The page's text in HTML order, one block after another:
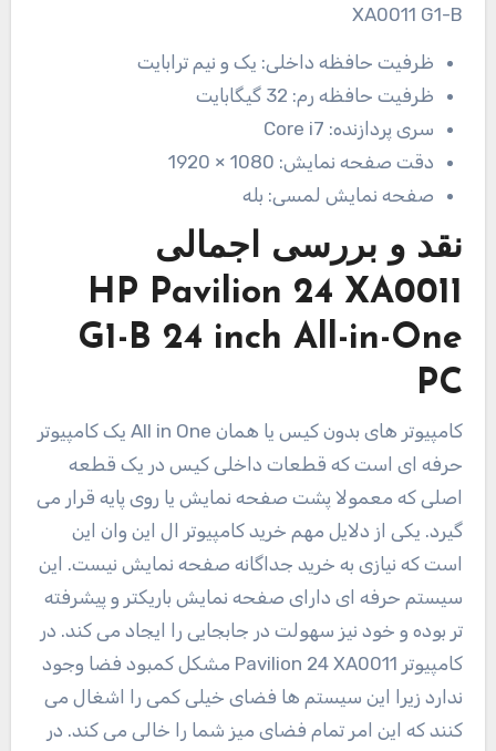
ظرفیت حافظه داخلی: یک و نیم ترابایت
ظرفیت حافظه رم: 32 گیگابایت
سری پردازنده: Core i7
دقت صفحه نمایش: 1080 × 1920
صفحه نمایش لمسی: بله
نقد و بررسی اجمالی
HP Pavilion 24 XA0011
G1-B 24 inch All-in-One
PC
کامپیوتر های بدون کیس یا همان All in One یک کامپیوتر
حرفه ای است که قطعات داخلی کیس در یک قطعه
اصلی که معمولا پشت صفحه نمایش یا روی پایه قرار می
گیرد. یکی از دلایل مهم خرید کامپیوتر ال این وان این
است که نیازی به خرید جداگانه صفحه نمایش نیست. این
سیستم حرفه ای دارای صفحه نمایش باریکتر و پیشرفته
تر بوده و خود نیز سهولت در جابجایی را ایجاد می کند. در
کامپیوتر Pavilion 24 XA0011 مشکل کمبود فضا وجود
ندارد زیرا این سیستم ها فضای خیلی کمی را اشغال می
کنند که این امر تمام فضای میز شما را خالی می کند. در